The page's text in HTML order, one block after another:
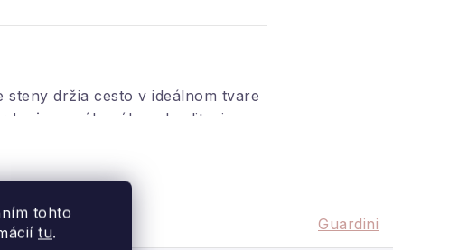
tohto
tu.
steny držia cesto v ideálnom tvare
, vyrábaného z kvalitnej
je ideálna pre domáci bochník aj
Guardini